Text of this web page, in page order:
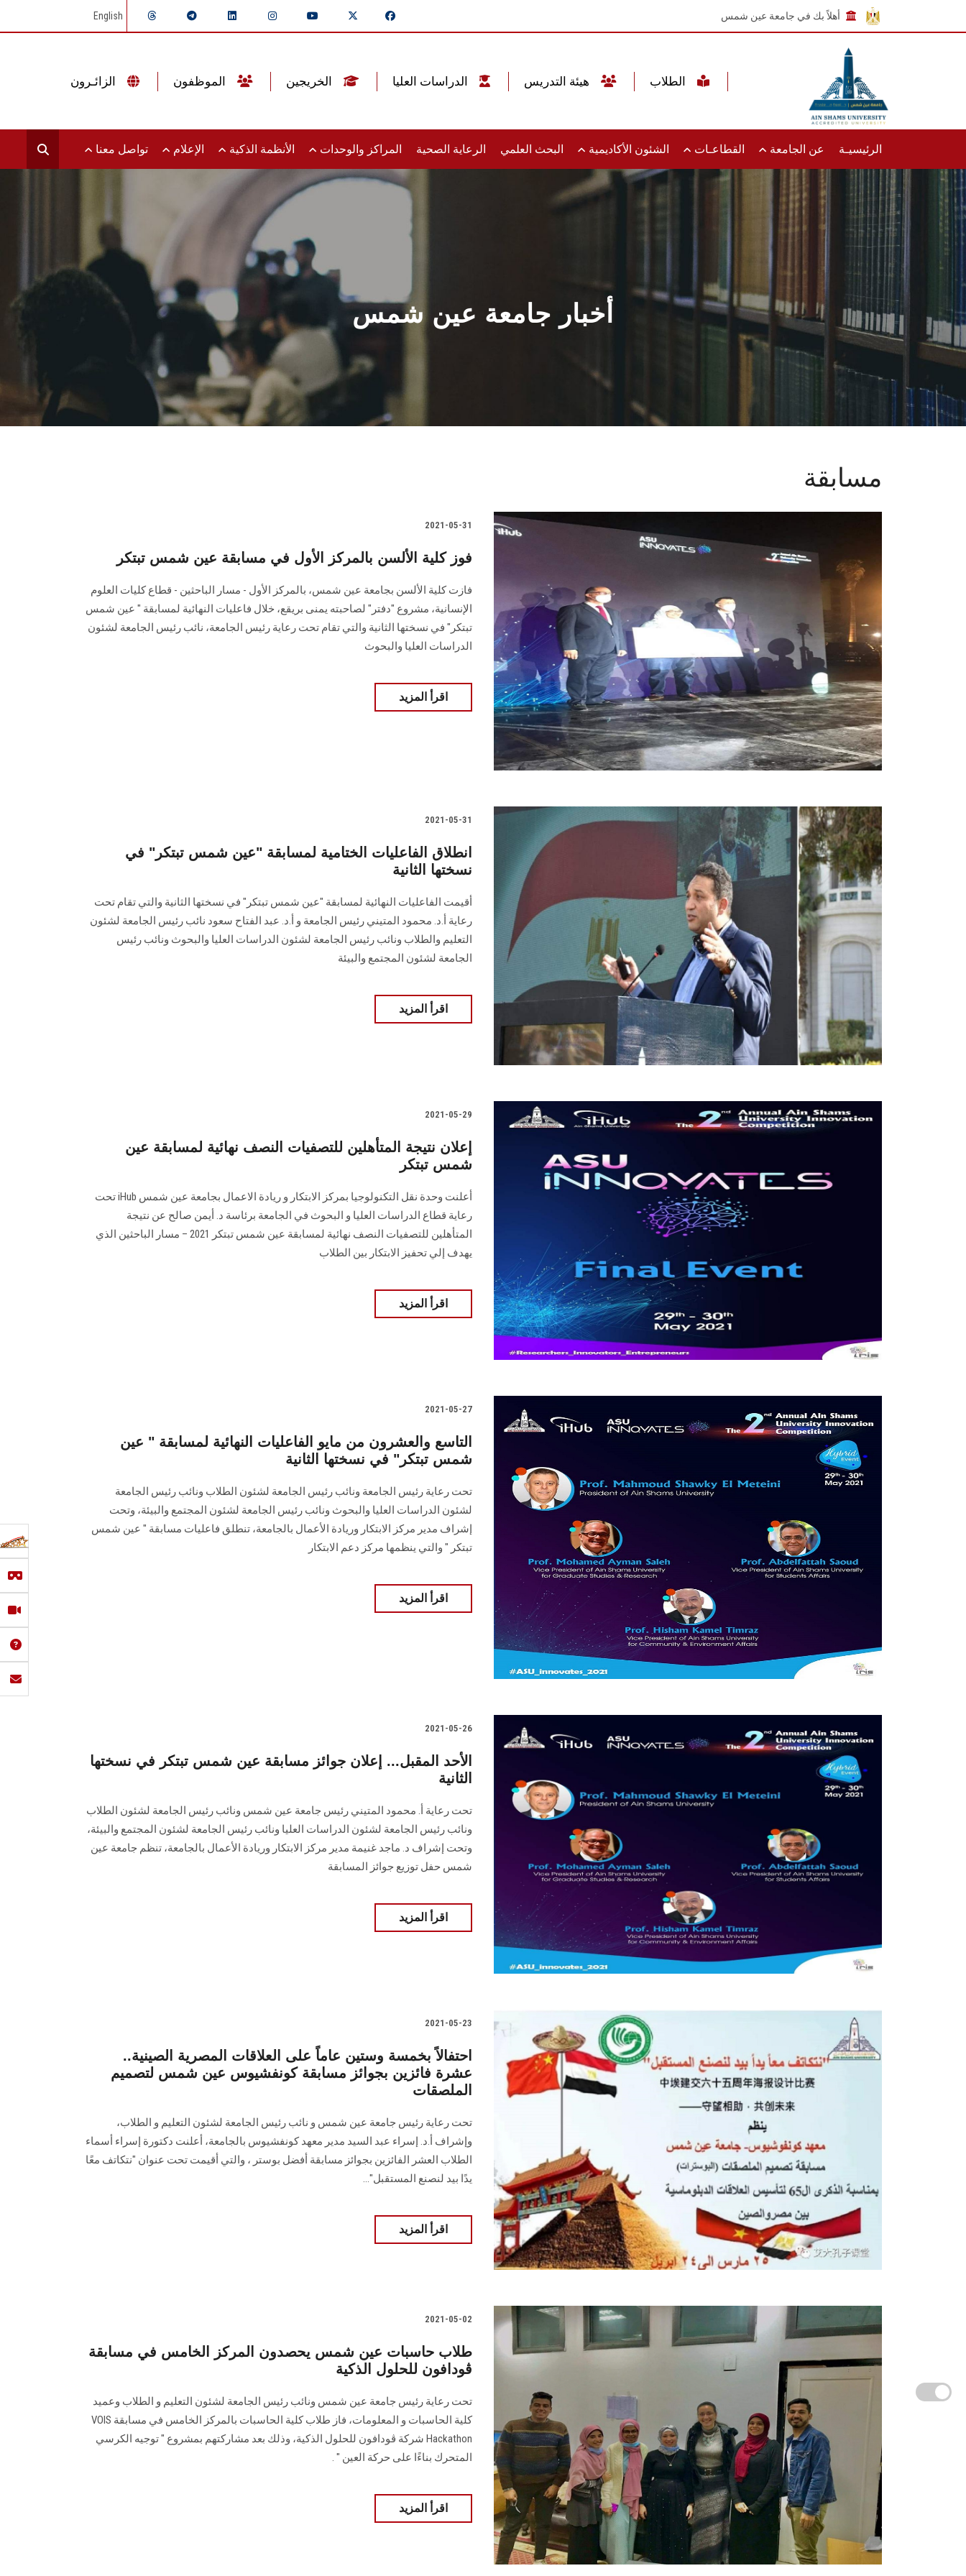
أهلاً بك في جامعة عين شمس English
الرئيسيـة عن الجامعة القطاعـات الشئون الأكاديمية البحث العلمي الرعاية الصحية المراكز والوحدات الأنظمة الذكية الإعلام تواصل معنا
أخبار جامعة عين شمس
مسابقة
2021-05-31
فوز كلية الألسن بالمركز الأول في مسابقة عين شمس تبتكر
فازت كلية الألسن بجامعة عين شمس، بالمركز الأول - مسار الباحثين - قطاع كليات العلوم
الإنسانية، مشروع "دفتر" لصاحبته يمنى بريقع، خلال فاعليات النهائية لمسابقة " عين شمس
تبتكر" في نسختها الثانية والتي تقام تحت رعاية رئيس الجامعة، نائب رئيس الجامعة لشئون
الدراسات العليا والبحوث
اقرأ المزيد
2021-05-31
انطلاق الفاعليات الختامية لمسابقة "عين شمس تبتكر" في
نسختها الثانية
أقيمت الفاعليات النهائية لمسابقة "عين شمس تبتكر" في نسختها الثانية والتي تقام تحت
رعاية أ.د. محمود المتيني رئيس الجامعة و أ.د. عبد الفتاح سعود نائب رئيس الجامعة لشئون
التعليم والطلاب ونائب رئيس الجامعة لشئون الدراسات العليا والبحوث ونائب رئيس
الجامعة لشئون المجتمع والبيئة
اقرأ المزيد
2021-05-29
إعلان نتيجة المتأهلين للتصفيات النصف نهائية لمسابقة عين
شمس تبتكر
أعلنت وحدة نقل التكنولوجيا بمركز الابتكار و ريادة الاعمال بجامعة عين شمس iHub تحت
رعاية قطاع الدراسات العليا و البحوث في الجامعة برئاسة د. أيمن صالح عن نتيجة
المتأهلين للتصفيات النصف نهائية لمسابقة عين شمس تبتكر 2021 – مسار الباحثين الذي
يهدف إلي تحفيز الابتكار بين الطلاب
اقرأ المزيد
2021-05-27
التاسع والعشرون من مايو الفاعليات النهائية لمسابقة " عين
شمس تبتكر" في نسختها الثانية
تحت رعاية رئيس الجامعة ونائب رئيس الجامعة لشئون الطلاب ونائب رئيس الجامعة
لشئون الدراسات العليا والبحوث ونائب رئيس الجامعة لشئون المجتمع والبيئة، وتحت
إشراف مدير مركز الابتكار وريادة الأعمال بالجامعة، تنطلق فاعليات مسابقة " عين شمس
تبتكر " والتي ينظمها مركز دعم الابتكار
اقرأ المزيد
2021-05-26
الأحد المقبل... إعلان جوائز مسابقة عين شمس تبتكر في نسختها
الثانية
تحت رعاية أ. محمود المتيني رئيس جامعة عين شمس ونائب رئيس الجامعة لشئون الطلاب
ونائب رئيس الجامعة لشئون الدراسات العليا ونائب رئيس الجامعة لشئون المجتمع والبيئة،
وتحت إشراف د. ماجد غنيمة مدير مركز الابتكار وريادة الأعمال بالجامعة، تنظم جامعة عين
شمس حفل توزيع جوائز المسابقة
اقرأ المزيد
2021-05-23
احتفالاً بخمسة وستين عاماً على العلاقات المصرية الصينية..
عشرة فائزين بجوائز مسابقة كونفشيوس عين شمس لتصميم
الملصقات
تحت رعاية رئيس جامعة عين شمس و نائب رئيس الجامعة لشئون التعليم و الطلاب،
وإشراف أ.د. إسراء عبد السيد مدير معهد كونفشيوس بالجامعة، أعلنت دكتورة إسراء أسماء
الطلاب العشر الفائزين بجوائز مسابقة أفضل بوستر ، والتي أقيمت تحت عنوان "نتكاتف معًا
يدًا بيد لنصنع المستقبل"...
اقرأ المزيد
2021-05-02
طلاب حاسبات عين شمس يحصدون المركز الخامس في مسابقة
ڤودافون للحلول الذكية
تحت رعاية رئيس جامعة عين شمس ونائب رئيس الجامعة لشئون التعليم و الطلاب وعميد
كلية الحاسبات و المعلومات، فاز طلاب كلية الحاسبات بالمركز الخامس في مسابقة VOIS
Hackathon شركة ڤودافون للحلول الذكية، وذلك بعد مشاركتهم بمشروع " توجيه الكرسي
المتحرك بناءًا على حركة العين " .
اقرأ المزيد